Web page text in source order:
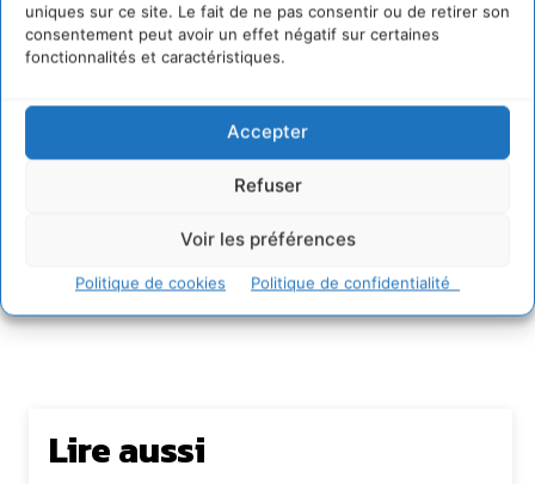
uniques sur ce site. Le fait de ne pas consentir ou de retirer son
consentement peut avoir un effet négatif sur certaines
fonctionnalités et caractéristiques.
Accepter
Refuser
Voir les préférences
Politique de cookies Politique de confidentialité
Directeur de la Publication Cdurable.info qui a eu 20
ans en 2025 ... L'occasion de supprimer la publicité et
d'un nouveau départ vers un webmedia participatif
et partager les solutions utiles et durables pour agir
et coopérer avec le vivant. Je suis ouvert à toute
proposition de coopération mutuellement bénéfique
au service de la régénération du vivant.
Lire aussi